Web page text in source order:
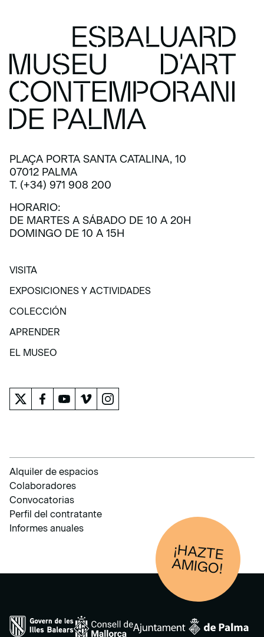
PLAÇA PORTA SANTA CATALINA, 10
07012 PALMA
T. (+34) 971 908 200
HORARIO:
DE MARTES A SÁBADO DE 10 A 20H
DOMINGO DE 10 A 15H
VISITA
EXPOSICIONES Y ACTIVIDADES
EXPOSICIONES Y ACTIVIDADES
COLECCIÓN
APRENDER
EL MUSEO
Alquiler de espacios
Colaboradores
Convocatorias
Perfil del contratante
Informes anuales
¡HAZTE
AM
IGO!